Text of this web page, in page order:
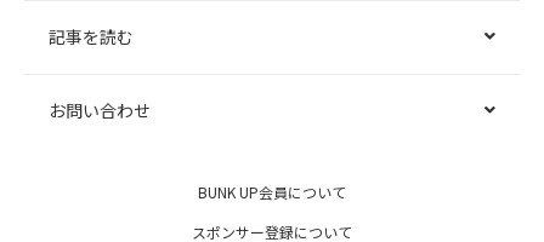
記事を読む
お問い合わせ
BUNK UP会員について
スポンサー登録について